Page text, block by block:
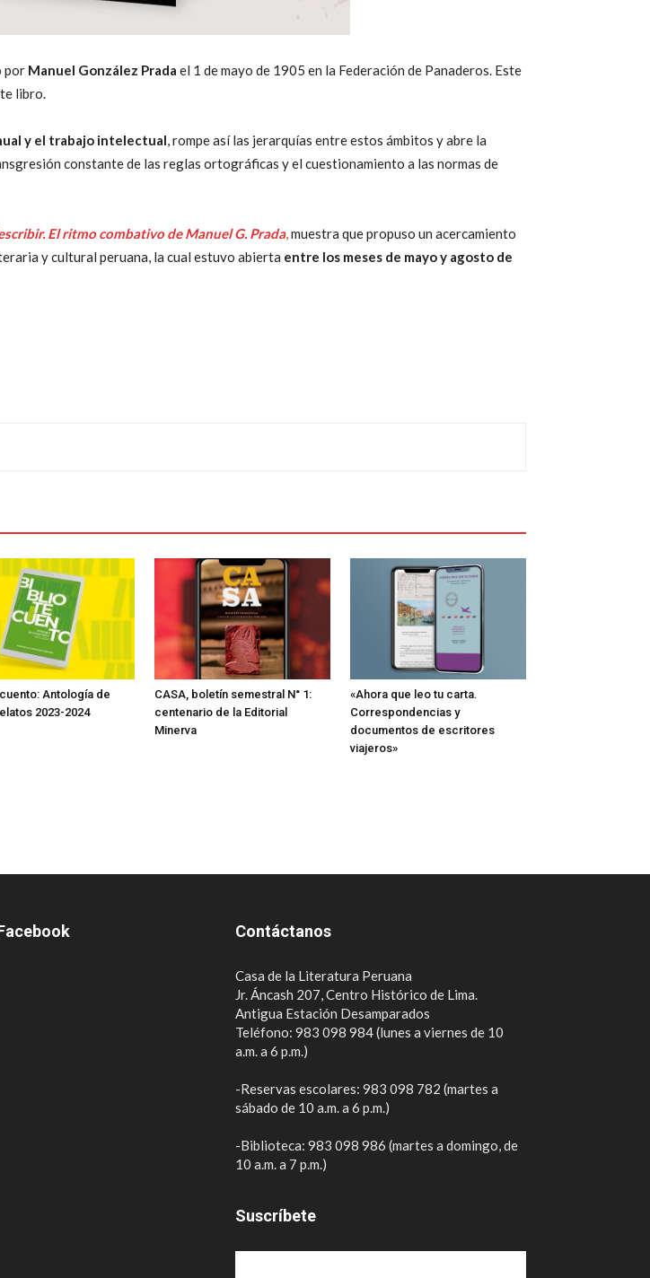
por Manuel González Prada el 1 de mayo de 1905 en la Federación de Panaderos. Este
libro.
y el trabajo intelectual, rompe así las jerarquías entre estos ámbitos y abre la
constante de las reglas ortográficas y el cuestionamiento a las normas de
El ritmo combativo de Manuel G. Prada,muestra que propuso un acercamiento
y cultural peruana, la cual estuvo abierta entre los meses de mayo y agosto de
Antología de
2023-2024
CASA, boletín semestral N° 1:
centenario de la Editorial
Minerva
«Ahora que leo tu carta.
Correspondencias y
documentos de escritores
viajeros»
Contáctanos
Casa de la Literatura Peruana
Jr. Áncash 207, Centro Histórico de Lima.
Antigua Estación Desamparados
Teléfono: 983 098 984 (lunes a viernes de 10
a.m. a 6 p.m.)
-Reservas escolares: 983 098 782 (martes a
sábado de 10 a.m. a 6 p.m.)
-Biblioteca: 983 098 986 (martes a domingo, de
10 a.m. a 7 p.m.)
Suscríbete